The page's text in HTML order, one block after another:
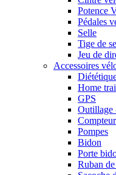
Potence
Pédales
Selle
Tige de
Jeu de
Accessoires
Home
GPS
Outillage
Compteur
Pompes
Bidon
Porte
Ruban